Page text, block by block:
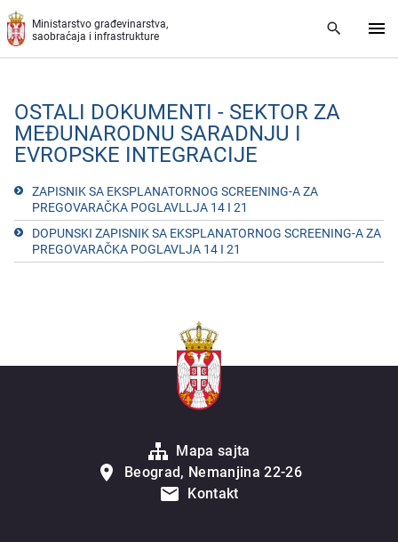
Preskoči na glavni deo sadržaja
Ministarstvo građevinarstva,
saobraćaja i infrastrukture
OSTALI DOKUMENTI - SEKTOR ZA
MEĐUNARODNU SARADNJU I
EVROPSKE INTEGRACIJE
ZAPISNIK SA EKSPLANATORNOG SCREENING-A ZA
PREGOVARAČKA POGLAVLLJA 14 I 21
DOPUNSKI ZAPISNIK SA EKSPLANATORNOG SCREENING-A ZA
PREGOVARAČKA POGLAVLJA 14 I 21
Mapa sajta
Beograd, Nemanjina 22-26
Kontakt